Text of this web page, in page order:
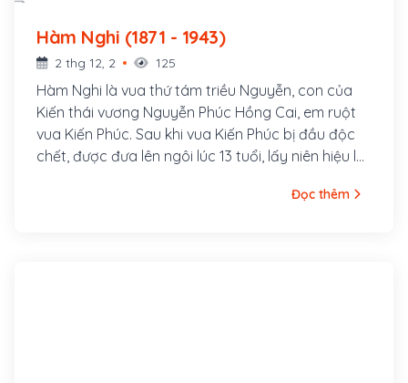
Hàm Nghi (1871 - 1943)
2 thg 12, 2 125
Hàm Nghi là vua thứ tám triều Nguyễn, con của
Kiến thái vương Nguyễn Phúc Hồng Cai, em ruột
vua Kiến Phúc. Sau khi vua Kiến Phúc bị đầu độc
chết, được đưa lên ngôi lúc 13 tuổi, lấy niên hiệu là
Đọc thêm